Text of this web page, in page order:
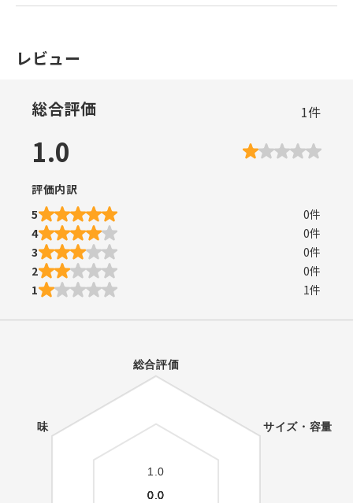
レビュー
総合評価 1件
1.0
評価内訳
5
0件
4
0件
3
0件
2
0件
1
1件